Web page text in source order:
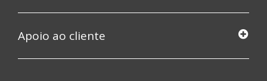
Apoio ao cliente